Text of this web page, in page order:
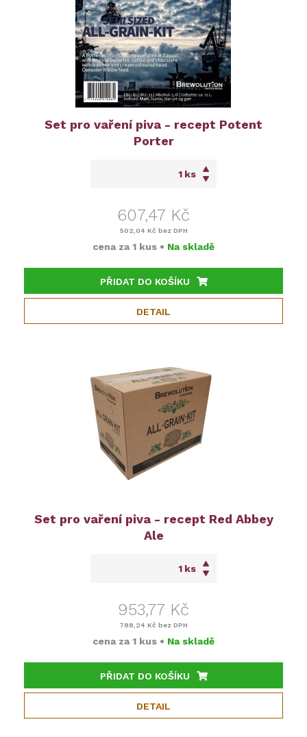
Set pro vaření piva - recept Potent
Porter
ks
607,47 Kč
502,04 Kč bez DPH
cena za 1 kus • Na skladě
PŘIDAT DO KOŠÍKU
DETAIL
Set pro vaření piva - recept Red Abbey
Ale
ks
953,77 Kč
788,24 Kč bez DPH
cena za 1 kus • Na skladě
PŘIDAT DO KOŠÍKU
DETAIL